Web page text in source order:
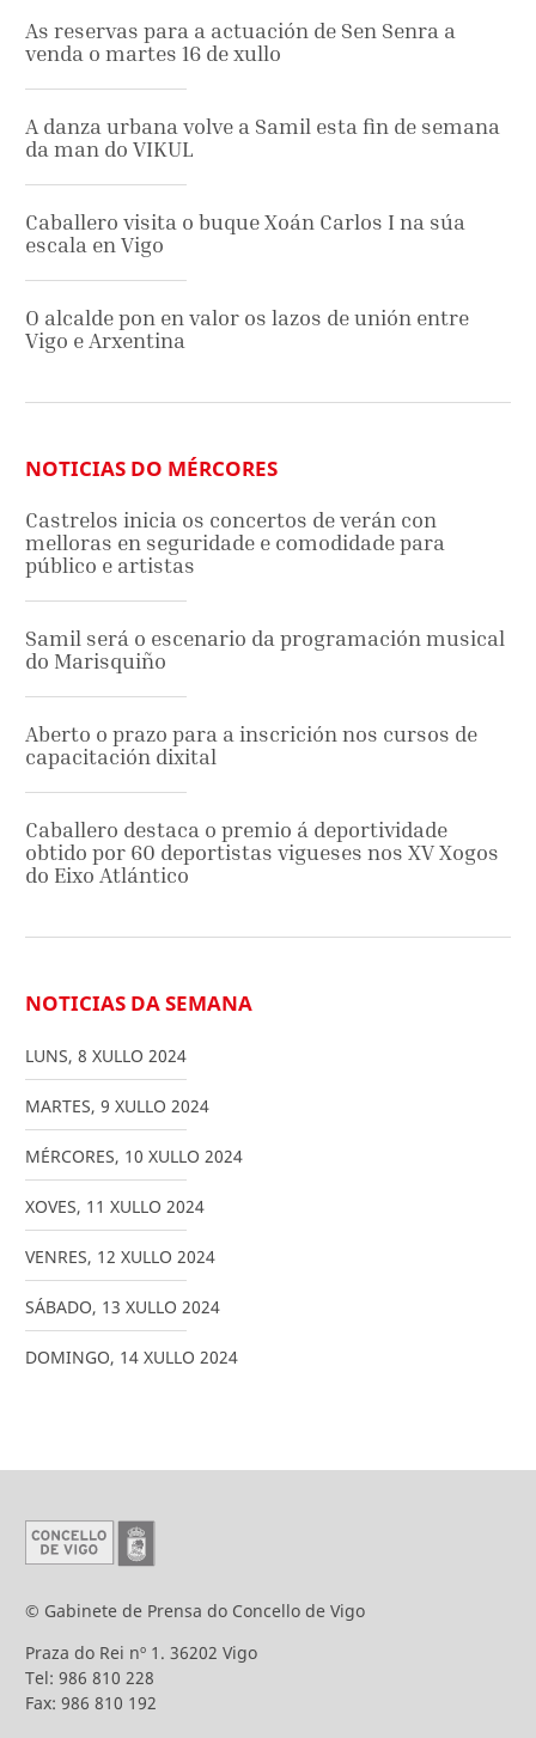
As reservas para a actuación de Sen Senra a
venda o martes 16 de xullo
A danza urbana volve a Samil esta fin de semana
da man do VIKUL
Caballero visita o buque Xoán Carlos I na súa
escala en Vigo
O alcalde pon en valor os lazos de unión entre
Vigo e Arxentina
NOTICIAS DO MÉRCORES
Castrelos inicia os concertos de verán con
melloras en seguridade e comodidade para
público e artistas
Samil será o escenario da programación musical
do Marisquiño
Aberto o prazo para a inscrición nos cursos de
capacitación dixital
Caballero destaca o premio á deportividade
obtido por 60 deportistas vigueses nos XV Xogos
do Eixo Atlántico
NOTICIAS DA SEMANA
LUNS, 8 XULLO 2024
MARTES, 9 XULLO 2024
MÉRCORES, 10 XULLO 2024
XOVES, 11 XULLO 2024
VENRES, 12 XULLO 2024
SÁBADO, 13 XULLO 2024
DOMINGO, 14 XULLO 2024
© Gabinete de Prensa do Concello de Vigo
Praza do Rei nº 1. 36202 Vigo
Tel: 986 810 228
Fax: 986 810 192